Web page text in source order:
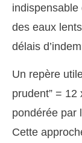
indispensable
des eaux
délais
Un repère
prudent” =
pondérée par
Cette